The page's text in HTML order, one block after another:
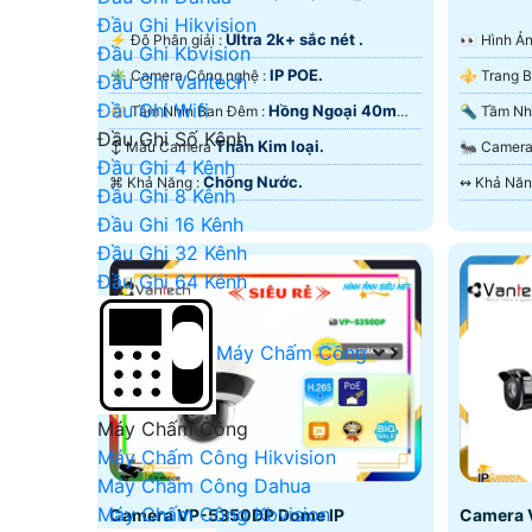
Đầu Ghi Hikvision
Đầu Ghi Kbvision
Đầu Ghi Vantech
Đầu Ghi Wifi
Đầu Ghi Số Kênh
Đầu Ghi 4 Kênh
Đầu Ghi 8 Kênh
Đầu Ghi 16 Kênh
Đầu Ghi 32 Kênh
Đầu Ghi 64 Kênh
Máy Chấm Công
Máy Chấm Công
Máy Chấm Công Hikvision
Máy Chấm Công Dahua
Máy Chấm Công Kbvision
️⚡ Độ Phân giải : Ultra 2k+ sắc nét .
✳️ Camera Công nghệ : IP POE.
🔅 Tầm Nhìn Ban Đêm : Hồng Ngoại 40m
Hồng Ngoại Smart IR.
↕️ Mẫu CameraThân Kim loại.
️⌘ Khả Năng : Chống Nước.
️👀 Hình
Hồng
🐜
Camera VP-5350DP Dome IP Camera